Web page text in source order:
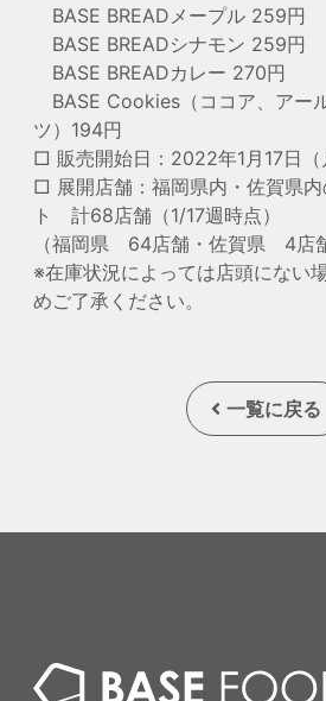
BASE BREADメープル 259円
BASE BREADシナモン 259円
BASE BREADカレー 270円
BASE Cookies（ココア、アー
ツ）194円
□ 販売開始日：2022年1月17日（
□ 展開店舗：福岡県内・佐賀県
ト 計68店舗（1/17週時点）
（福岡県 64店舗・佐賀県 4店舗
※在庫状況によっては店頭にない
めご了承ください。
一覧に戻る